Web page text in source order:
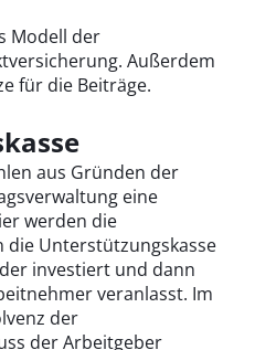
Modell der
Außerdem
für die Beiträge.
aus Gründen der
eine
werden die
die Unterstützungskasse
investiert und dann
veranlasst. Im
der
der Arbeitgeber